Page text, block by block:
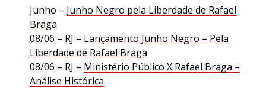
Junho – Junho Negro pela Liberdade de Rafael
Braga
08/06 – RJ – Lançamento Junho Negro – Pela
Liberdade de Rafael Braga
08/06 – RJ – Ministério Público X Rafael Braga –
Análise Histórica